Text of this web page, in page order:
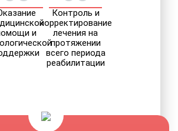
и
Контроль и
корректирование
лечения на
протяжении
всего периода
реабилитации